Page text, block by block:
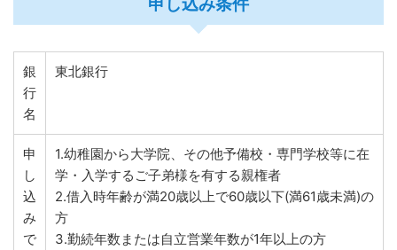
申し込み条件
銀
行
名
東北銀行
申
し
込
み
で
1.幼稚園から大学院、その他予備校・専門学校等に在
学・入学するご子弟様を有する親権者
2.借入時年齢が満20歳以上で60歳以下(満61歳未満)の
方
3.勤続年数または自立営業年数が1年以上の方